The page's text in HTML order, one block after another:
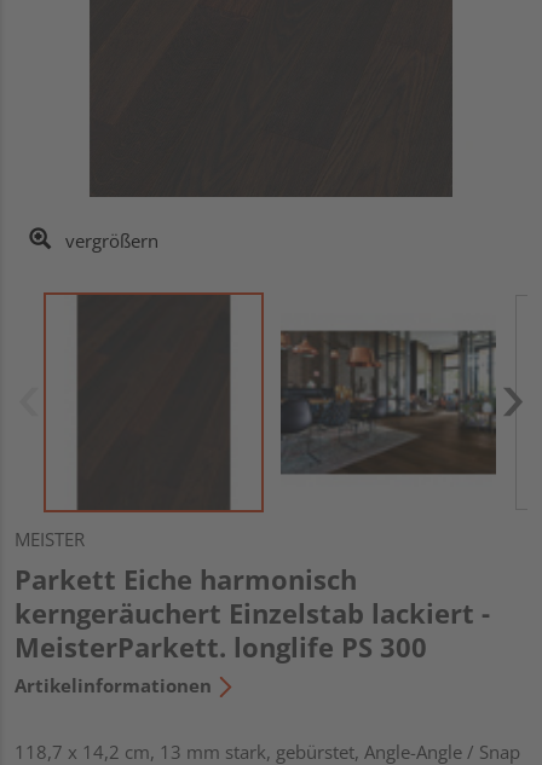
vergrößern
MEISTER
Parkett Eiche harmonisch
kerngeräuchert Einzelstab lackiert -
MeisterParkett. longlife PS 300
Artikelinformationen
118,7 x 14,2 cm, 13 mm stark, gebürstet, Angle-Angle / Snap